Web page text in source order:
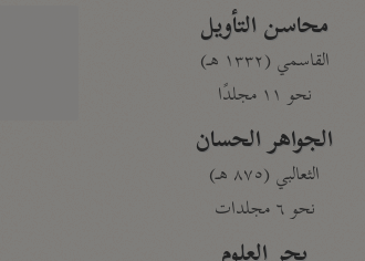
محاسن التأويل
القاسمي (١٣٣٢ هـ)
نحو ١١ مجلدًا
الجواهر الحسان
الثعالبي (٨٧٥ هـ)
نحو ٦ مجلدات